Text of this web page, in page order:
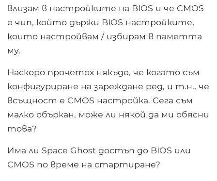
влизам в настройките на BIOS и че CMOS
е чип, който държи BIOS настройките,
които настройвам / избирам в паметта
му.
Наскоро прочетох някъде, че когато съм
конфигуриране на зареждане ред, и т.н., че
всъщност е CMOS настройка. Сега съм
малко объркан, може ли някой да ми обясни
това?
Има ли Space Ghost достъп до BIOS или
CMOS по време на стартиране?